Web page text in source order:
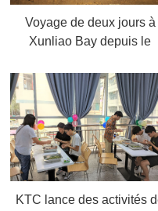
Voyage de deux jours à
Xunliao Bay depuis le
tactile et le département
produits de
KTC lance des activités